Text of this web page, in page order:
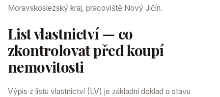
Moravskoslezský kraj, pracoviště Nový Jičín.
List vlastnictví — co
zkontrolovat před koupí
nemovitosti
Výpis z listu vlastnictví (LV) je základní doklad o stavu